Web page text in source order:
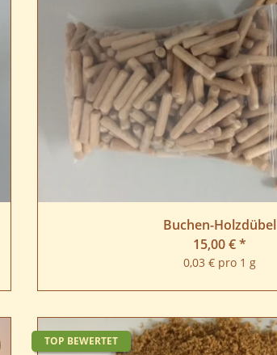
Buchen-Holzdübel
15,00 €*
0,03 € pro 1 g
TOP BEWERTET